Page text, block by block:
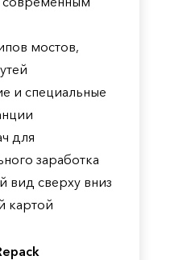
мостов,
и специальные
для
заработка
вид сверху вниз
картой